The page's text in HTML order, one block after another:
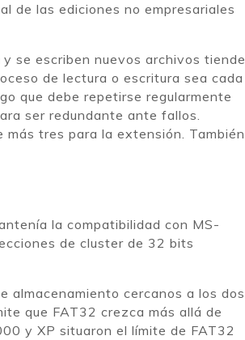
de las ediciones no empresariales
se escriben nuevos archivos tiende
de lectura o escritura sea cada
que debe repetirse regularmente
ser redundante ante fallos.
tres para la extensión. También
la compatibilidad con MS-
de cluster de 32 bits
almacenamiento cercanos a los dos
que FAT32 crezca más allá de
y XP situaron el límite de FAT32